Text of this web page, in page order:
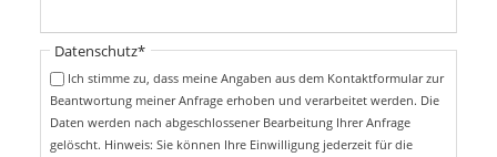
t
f
i
Pflichtfeld
Datenschutz*
Ich stimme zu, dass meine Angaben aus dem Kontaktformular zur
Beantwortung meiner Anfrage erhoben und verarbeitet werden. Die
Daten werden nach abgeschlossener Bearbeitung Ihrer Anfrage
gelöscht. Hinweis: Sie können Ihre Einwilligung jederzeit für die